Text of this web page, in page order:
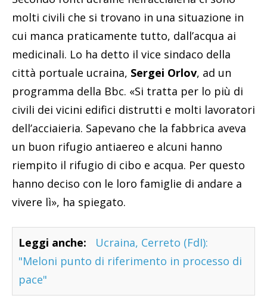
molti civili che si trovano in una situazione in
cui manca praticamente tutto, dall’acqua ai
medicinali. Lo ha detto il vice sindaco della
città portuale ucraina, Sergei Orlov, ad un
programma della Bbc. «Si tratta per lo più di
civili dei vicini edifici distrutti e molti lavoratori
dell’acciaieria. Sapevano che la fabbrica aveva
un buon rifugio antiaereo e alcuni hanno
riempito il rifugio di cibo e acqua. Per questo
hanno deciso con le loro famiglie di andare a
vivere lì», ha spiegato.
Leggi anche:
Ucraina, Cerreto (FdI):
"Meloni punto di riferimento in processo di
pace"